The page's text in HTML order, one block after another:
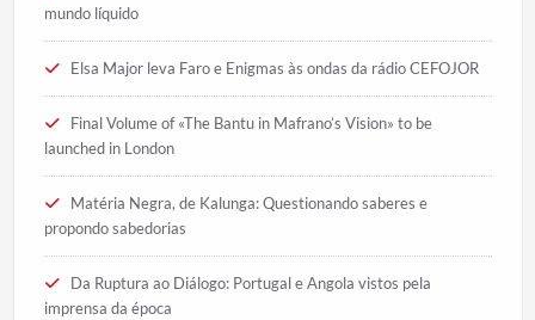
mundo líquido
Elsa Major leva Faro e Enigmas às ondas da rádio CEFOJOR
Final Volume of «The Bantu in Mafrano’s Vision» to be
launched in London
Matéria Negra, de Kalunga: Questionando saberes e
propondo sabedorias
Da Ruptura ao Diálogo: Portugal e Angola vistos pela
imprensa da época